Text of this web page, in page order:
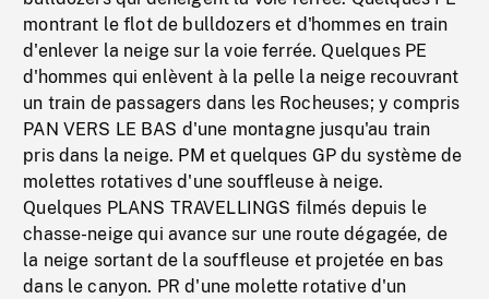
montrant le flot de bulldozers et d'hommes en train
d'enlever la neige sur la voie ferrée. Quelques PE
d'hommes qui enlèvent à la pelle la neige recouvrant
un train de passagers dans les Rocheuses; y compris
PAN VERS LE BAS d'une montagne jusqu'au train
pris dans la neige. PM et quelques GP du système de
molettes rotatives d'une souffleuse à neige.
Quelques PLANS TRAVELLINGS filmés depuis le
chasse-neige qui avance sur une route dégagée, de
la neige sortant de la souffleuse et projetée en bas
dans le canyon. PR d'une molette rotative d'un